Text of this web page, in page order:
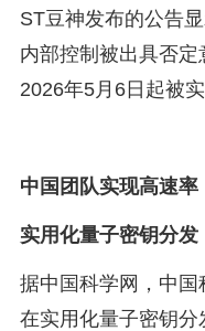
ST豆神发布的公告
内部控制被出具否
2026年5月6日起被实
中国团队实现高速率
实用化量子密钥分发
据中国科学网，中
在实用化量子密钥